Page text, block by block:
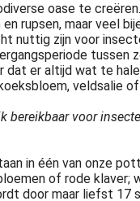
oase te
rupsen, maar veel
nuttig zijn voor
er altijd wat te
veldsalie
voor
in één van onze
of rode klaver;
door maar liefst 17